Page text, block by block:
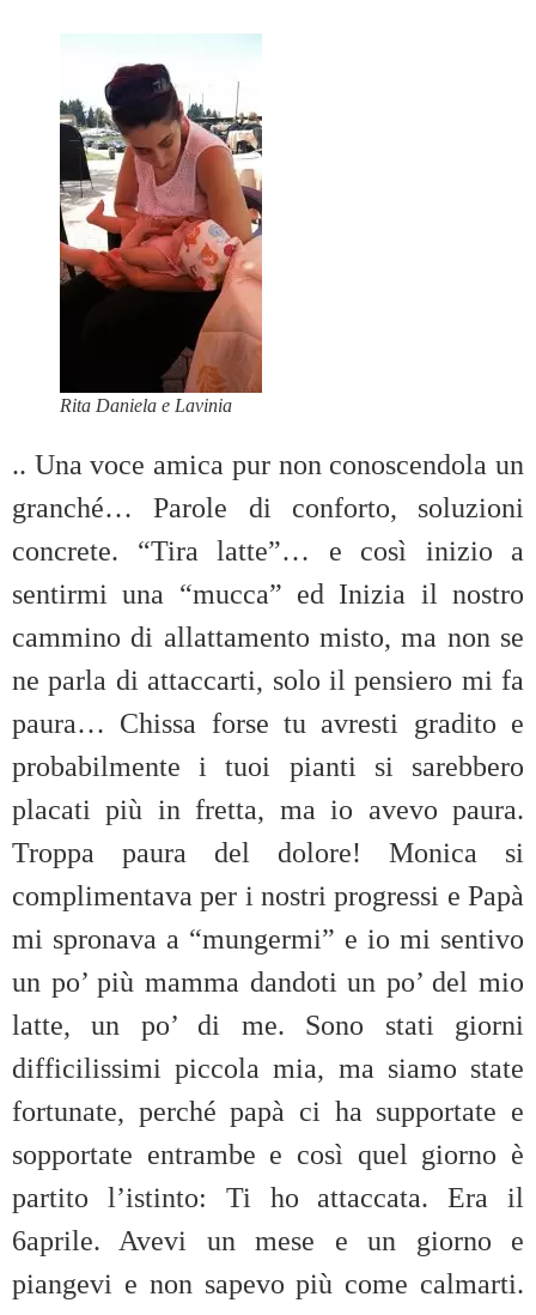
Rita Daniela e Lavinia
.. Una voce amica pur non conoscendola un
granché… Parole di conforto, soluzioni
concrete. “Tira latte”… e così inizio a
sentirmi una “mucca” ed Inizia il nostro
cammino di allattamento misto, ma non se
ne parla di attaccarti, solo il pensiero mi fa
paura… Chissa forse tu avresti gradito e
probabilmente i tuoi pianti si sarebbero
placati più in fretta, ma io avevo paura.
Troppa paura del dolore! Monica si
complimentava per i nostri progressi e Papà
mi spronava a “mungermi” e io mi sentivo
un po’ più mamma dandoti un po’ del mio
latte, un po’ di me. Sono stati giorni
difficilissimi piccola mia, ma siamo state
fortunate, perché papà ci ha supportate e
sopportate entrambe e così quel giorno è
partito l’istinto: Ti ho attaccata. Era il
6aprile. Avevi un mese e un giorno e
piangevi e non sapevo più come calmarti.